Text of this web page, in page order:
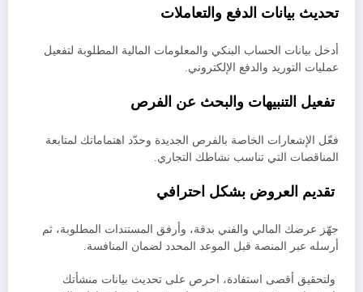
تحديث بيانات الدفع والتعاملات
أدخل بيانات الحساب البنكي والمعلومات المالية المطلوبة لتفعيل
عمليات التوريد والدفع الإلكتروني.
تفعيل التنبيهات والبحث عن الفرص
فعّل الإشعارات الخاصة بالفرص الجديدة وحدّد اهتماماتك لمتابعة
المناقصات التي تناسب نشاطك التجاري.
تقديم العروض بشكل احترافي
جهّز عرضك المالي والفني بدقة، وأرفق المستندات المطلوبة، ثم
أرسله عبر المنصة قبل الموعد المحدد لضمان المنافسة.
ولتحقيق أقصى استفادة، احرص على تحديث بيانات منشأتك